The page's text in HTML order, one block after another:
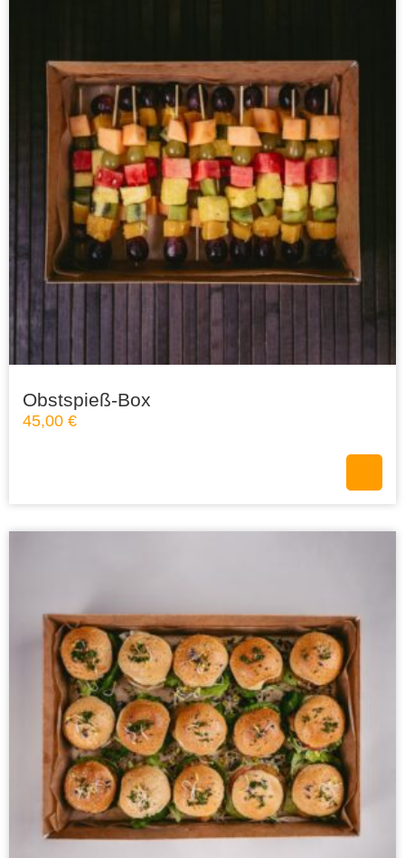
Obstspieß-Box
45,00 €